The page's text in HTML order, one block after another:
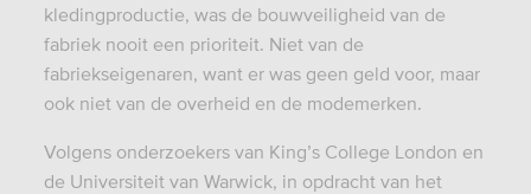
kledingproductie, was de bouwveiligheid van de
fabriek nooit een prioriteit. Niet van de
fabriekseigenaren, want er was geen geld voor, maar
ook niet van de overheid en de modemerken.
Volgens onderzoekers van King’s College London en
de Universiteit van Warwick, in opdracht van het